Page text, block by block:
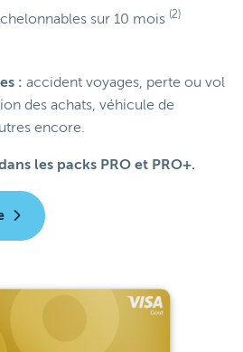
sur 10 mois (2)
: accident voyages, perte ou vol
des achats, véhicule de
encore.
les packs PRO et PRO+.